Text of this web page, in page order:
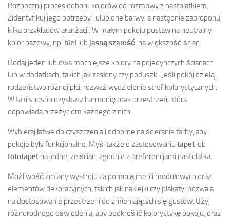
Rozpocznij proces doboru kolorów od rozmowy z nastolatkiem.
Zidentyfikuj jego potrzeby i ulubione barwy, a następnie zaproponuj
kilka przykładów aranżacji. W małym pokoju postaw na neutralny
kolor bazowy, np. biel lub jasną szarość , na większość ścian.
Dodaj jeden lub dwa mocniejsze kolory na pojedynczych ścianach
lub w dodatkach, takich jak zasłony czy poduszki. Jeśli pokój dzielą
rodzeństwo różnej płci, rozważ wydzielenie stref kolorystycznych.
W taki sposób uzyskasz harmonię oraz przestrzeń, która
odpowiada przeżyciom każdego z nich.
Wybieraj łatwe do czyszczenia i odporne na ścieranie farby, aby
pokoje były funkcjonalne. Myśl także o zastosowaniu tapet lub
fototapet na jednej ze ścian, zgodnie z preferencjami nastolatka.
Możliwość zmiany wystroju za pomocą mebli modułowych oraz
elementów dekoracyjnych, takich jak naklejki czy plakaty, pozwala
na dostosowanie przestrzeni do zmieniających się gustów. Użyj
różnorodnego oświetlenia, aby podkreślić kolorystykę pokoju, oraz